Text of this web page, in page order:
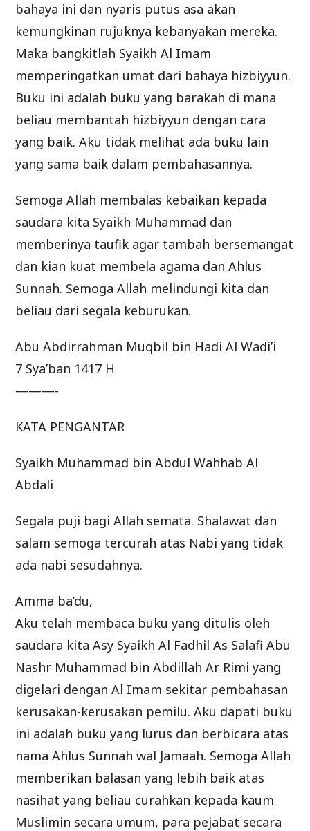
bahaya ini dan nyaris putus asa akan
kemungkinan rujuknya kebanyakan mereka.
Maka bangkitlah Syaikh Al Imam
memperingatkan umat dari bahaya hizbiyyun.
Buku ini adalah buku yang barakah di mana
beliau membantah hizbiyyun dengan cara
yang baik. Aku tidak melihat ada buku lain
yang sama baik dalam pembahasannya.
Semoga Allah membalas kebaikan kepada
saudara kita Syaikh Muhammad dan
memberinya taufik agar tambah bersemangat
dan kian kuat membela agama dan Ahlus
Sunnah. Semoga Allah melindungi kita dan
beliau dari segala keburukan.
Abu Abdirrahman Muqbil bin Hadi Al Wadi’i
7 Sya’ban 1417 H
———-
KATA PENGANTAR
Syaikh Muhammad bin Abdul Wahhab Al
Abdali
Segala puji bagi Allah semata. Shalawat dan
salam semoga tercurah atas Nabi yang tidak
ada nabi sesudahnya.
Amma ba’du,
Aku telah membaca buku yang ditulis oleh
saudara kita Asy Syaikh Al Fadhil As Salafi Abu
Nashr Muhammad bin Abdillah Ar Rimi yang
digelari dengan Al Imam sekitar pembahasan
kerusakan-kerusakan pemilu. Aku dapati buku
ini adalah buku yang lurus dan berbicara atas
nama Ahlus Sunnah wal Jamaah. Semoga Allah
memberikan balasan yang lebih baik atas
nasihat yang beliau curahkan kepada kaum
Muslimin secara umum, para pejabat secara